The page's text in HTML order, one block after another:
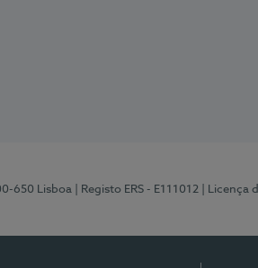
650 Lisboa | Registo ERS - E111012 | Licença